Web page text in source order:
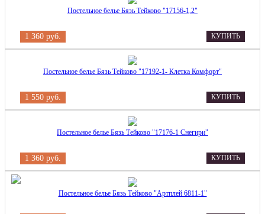
Постельное белье Бязь Тейково "17156-1,2"
1 360 руб. КУПИТЬ
Постельное белье Бязь Тейково "17192-1- Клетка Комфорт"
1 550 руб. КУПИТЬ
Постельное белье Бязь Тейково "17176-1 Снегири"
1 360 руб. КУПИТЬ
Постельное белье Бязь Тейково "Артплей 6811-1"